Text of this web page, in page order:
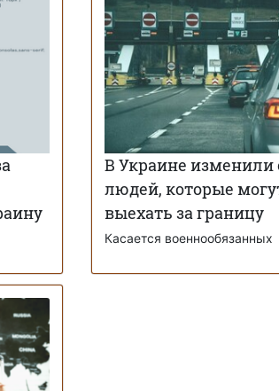
В Украине изменили
людей, которые
выехать за границу
Касается военнообязанных